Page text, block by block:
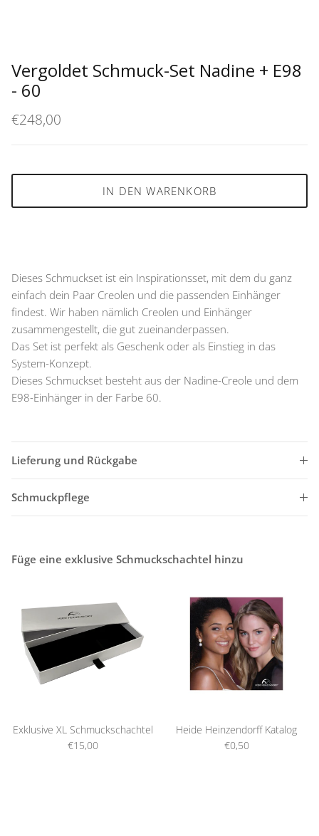
Vergoldet Schmuck-Set Nadine + E98
- 60
€248,00
IN DEN WARENKORB
Dieses Schmuckset ist ein Inspirationsset, mit dem du ganz
einfach dein Paar Creolen und die passenden Einhänger
findest. Wir haben nämlich Creolen und Einhänger
zusammengestellt, die gut zueinanderpassen.
Das Set ist perfekt als Geschenk oder als Einstieg in das
System-Konzept.
Dieses Schmuckset besteht aus der Nadine-Creole und dem
E98-Einhänger in der Farbe 60.
Lieferung und Rückgabe
Schmuckpflege
Füge eine exklusive Schmuckschachtel hinzu
Exklusive XL Schmuckschachtel
€15,00
Heide Heinzendorff Katalog
€0,50